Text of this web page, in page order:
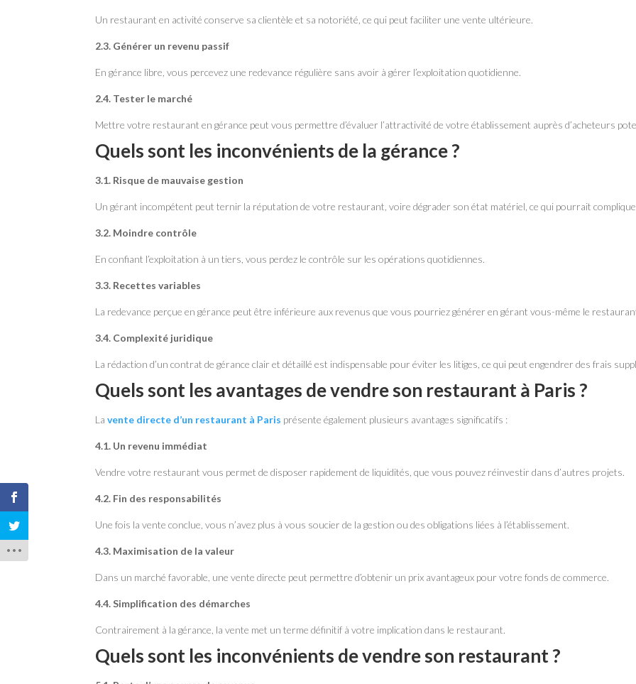
Un restaurant en activité conserve sa clientèle et sa notoriété, ce qui peut faciliter une vente ultérieure.
2.3. Générer un revenu passif
En gérance libre, vous percevez une redevance régulière sans avoir à gérer l’exploitation quotidienne.
2.4. Tester le marché
Mettre votre restaurant en gérance peut vous permettre d’évaluer l’attractivité de votre établissement auprès d’acheteurs
Quels sont les inconvénients de la gérance ?
3.1. Risque de mauvaise gestion
Un gérant incompétent peut ternir la réputation de votre restaurant, voire dégrader son état matériel, ce qui pourrait
3.2. Moindre contrôle
En confiant l’exploitation à un tiers, vous perdez le contrôle sur les opérations quotidiennes.
3.3. Recettes variables
La redevance perçue en gérance peut être inférieure aux revenus que vous pourriez générer en gérant vous-même le
3.4. Complexité juridique
La rédaction d’un contrat de gérance clair et détaillé est indispensable pour éviter les litiges, ce qui peut engendrer des frais
Quels sont les avantages de vendre son restaurant à Paris ?
Lavente directe d’un restaurant à Paris présente également plusieurs avantages significatifs :
4.1. Un revenu immédiat
Vendre votre restaurant vous permet de disposer rapidement de liquidités, que vous pouvez réinvestir dans d’autres projets.
4.2. Fin des responsabilités
Une fois la vente conclue, vous n’avez plus à vous soucier de la gestion ou des obligations liées à l’établissement.
4.3. Maximisation de la valeur
Dans un marché favorable, une vente directe peut permettre d’obtenir un prix avantageux pour votre fonds de commerce.
4.4. Simplification des démarches
Contrairement à la gérance, la vente met un terme définitif à votre implication dans le restaurant.
Quels sont les inconvénients de vendre son restaurant ?